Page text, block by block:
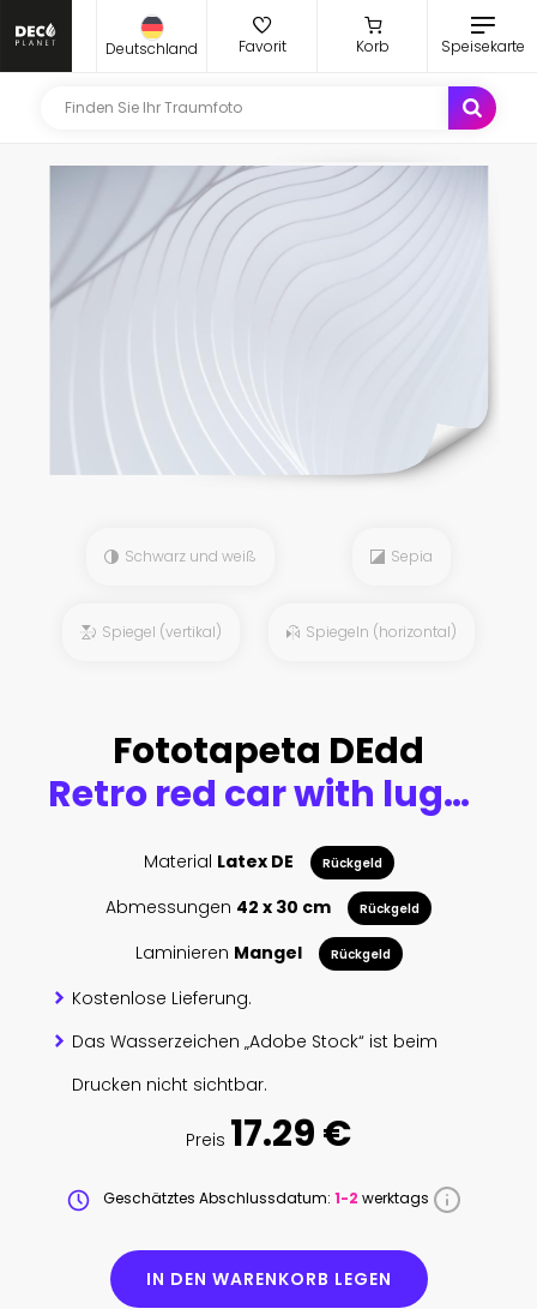
Deutschland Favorit Korb Speisekarte
Schwarz und weiß Sepia
Spiegel (vertikal) Spiegeln (horizontal)
Fototapeta DEdd
Retro red car with luggage on roof rack at sunset. Travel, vacation concepts.
Material Latex DE Rückgeld
Abmessungen 42 x 30 cm Rückgeld
Laminieren Mangel Rückgeld
Kostenlose Lieferung.
Das Wasserzeichen „Adobe Stock“ ist beim
Drucken nicht sichtbar.
Preis 17.29 €
Geschätztes Abschlussdatum: 1-2 werktags
IN DEN WARENKORB LEGEN